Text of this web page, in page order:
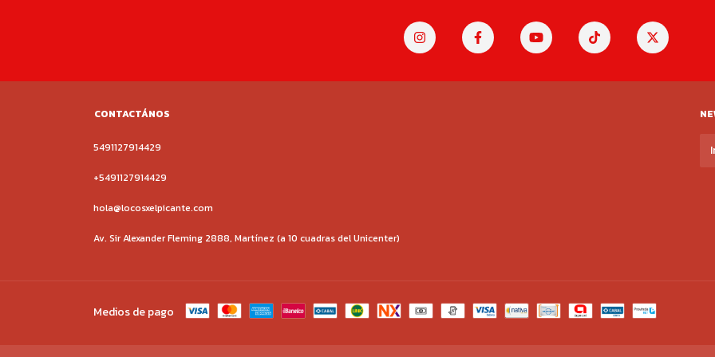
CONTACTÁNOS
5491127914429
+5491127914429‬
hola@locosxelpicante.com
Av. Sir Alexander Fleming 2888, Martínez (a 10 cuadras del Unicenter)
Medios de pago